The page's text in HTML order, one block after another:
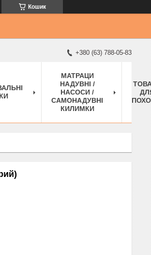
Кошик
+380 (63) 788-05-83
МАТРАЦИ
НАДУВНІ /
НАСОСИ /
САМОНАДУВНІ
КИЛИМКИ